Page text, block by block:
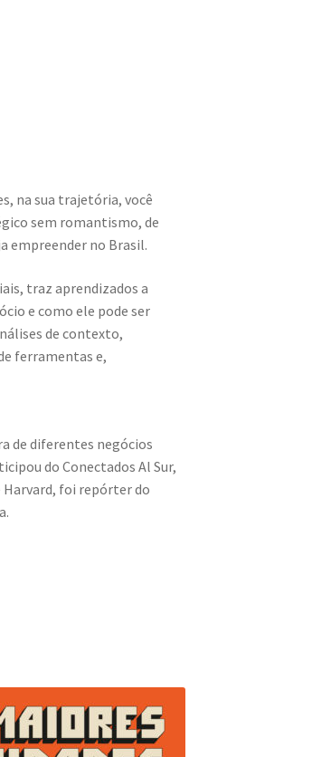
na sua trajetória, você
sem romantismo, de
empreender no Brasil.
traz aprendizados a
e como ele pode ser
de contexto,
ferramentas e,
de diferentes negócios
do Conectados Al Sur,
foi repórter do